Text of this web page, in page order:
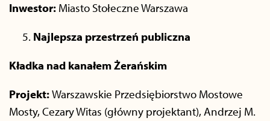
Inwestor: Miasto Stołeczne Warszawa
Najlepsza przestrzeń publiczna
Kładka nad kanałem Żerańskim
Projekt:Warszawskie Przedsiębiorstwo Mostowe
Mosty, Cezary Witas (główny projektant), Andrzej M.